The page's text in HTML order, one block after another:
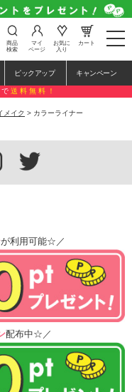
t
o
e
n
g
o
商品
検索
マイ
ページ
お気に
入り
カート
ピックアップ キャンペーン
送料無料！
メイク > カラーライナー
が利用可能☆／
配布中☆／